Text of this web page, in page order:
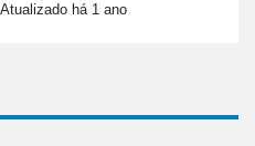
há 1 ano